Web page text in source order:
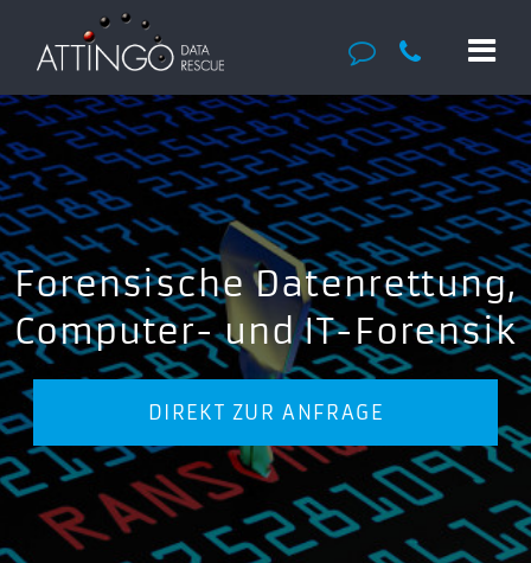
Forensische Datenrettung,
Computer- und IT-Forensik
DIREKT ZUR ANFRAGE